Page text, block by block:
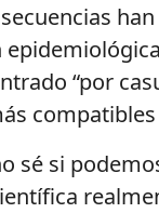
“por
sé si